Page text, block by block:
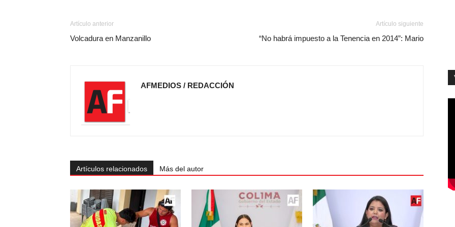
Artículo anterior
Volcadura en Manzanillo
Artículo siguiente
“No habrá impuesto a la Tenencia en 2014”: Mario
AFMEDIOS / REDACCIÓN
Artículos relacionados Más del autor